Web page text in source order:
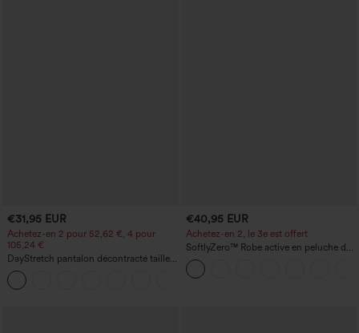
€31,95 EUR
Achetez-en 2 pour 52,62 €, 4 pour
105,24 €
DayStretch pantalon décontracté taille
haute à jambe en forme de tonneau
avec poches
€40,95 EUR
Achetez-en 2, le 3e est offert
SoftlyZero™ Robe active en peluche dos
nu — Édition Hyper Facile